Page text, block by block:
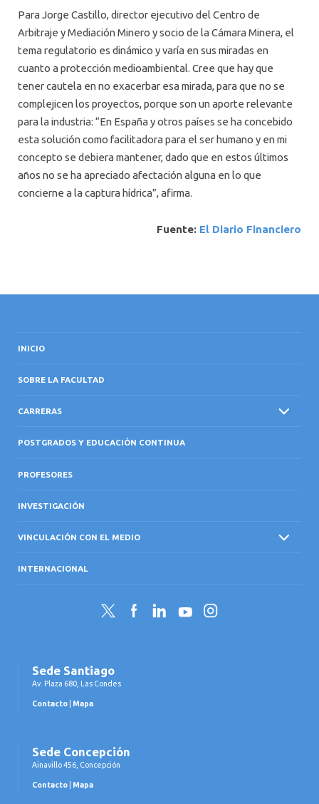
Para Jorge Castillo, director ejecutivo del Centro de
Arbitraje y Mediación Minero y socio de la Cámara Minera, el
tema regulatorio es dinámico y varía en sus miradas en
cuanto a protección medioambiental. Cree que hay que
tener cautela en no exacerbar esa mirada, para que no se
complejicen los proyectos, porque son un aporte relevante
para la industria: “En España y otros países se ha concebido
esta solución como facilitadora para el ser humano y en mi
concepto se debiera mantener, dado que en estos últimos
años no se ha apreciado afectación alguna en lo que
concierne a la captura hídrica”, afirma.
Fuente: El Diario Financiero
INICIO
SOBRE LA FACULTAD
CARRERAS
POSTGRADOS Y EDUCACIÓN CONTINUA
PROFESORES
INVESTIGACIÓN
VINCULACIÓN CON EL MEDIO
INTERNACIONAL
Twitter FacebookLinkedInYouTubeInstagram
Sede Santiago
Av. Plaza 680, Las Condes
Contacto Mapa
Sede Concepción
Ainavillo 456, Concepción
Contacto Mapa